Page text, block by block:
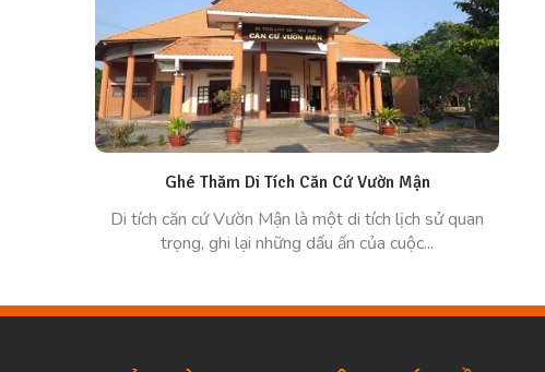
Ghé Thăm Di Tích Căn Cứ Vườn Mận
Di tích căn cứ Vườn Mận là một di tích lịch sử quan
trọng, ghi lại những dấu ấn của cuộc...